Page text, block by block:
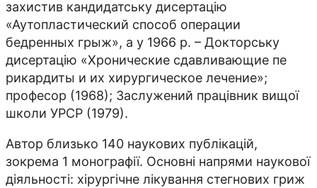
захистив кандидатську дисертацію
«Аутопластический способ операции
бедренных грыж», а у 1966 р. – Докторську
дисертацію «Хронические сдавливающие пе
рикардиты и их хирургическое лечение»;
професор (1968); Заслужений працівник вищої
школи УРСР (1979).
Автор близько 140 наукових публікацій,
зокрема 1 монографії. Основні напрями наукової
діяльності: хірургічне лікування стегнових гриж